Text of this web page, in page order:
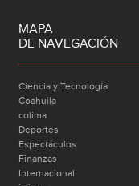
MAPA
DE NAVEGACIÓN
Ciencia y Tecnología
Coahuila
colima
Deportes
Espectáculos
Finanzas
Internacional